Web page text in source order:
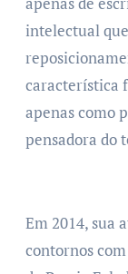
intelectual
característica
apenas como
pensadora do
Em 2014, sua
contornos